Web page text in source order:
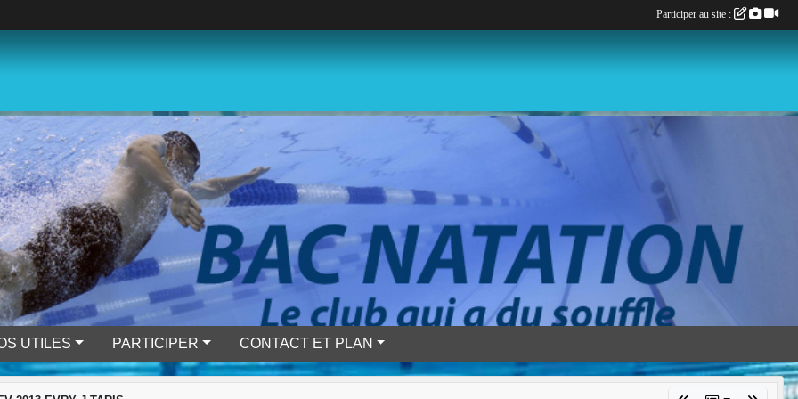
UTILES PARTICIPER CONTACT ET PLAN
Participer au site :